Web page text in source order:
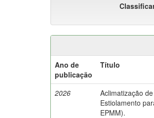
Ano de
publicação
Título
2026
Aclimatização
Estiolamento
EPMM).